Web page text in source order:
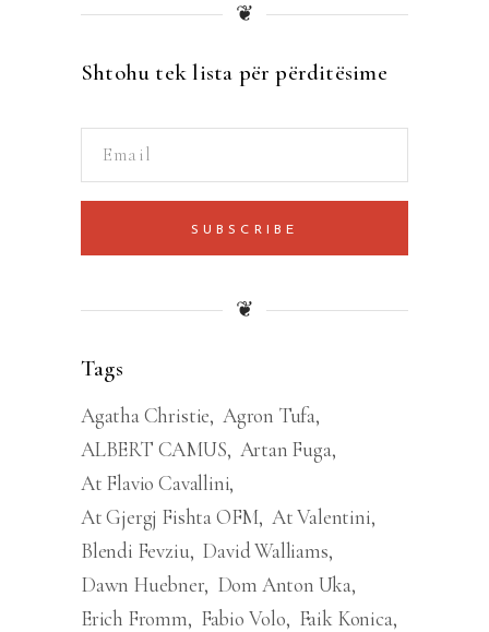
❦
Shtohu tek lista për përditësime
SUBSCRIBE
❦
Tags
Agatha Christie Agron Tufa
ALBERT CAMUS Artan Fuga
At Flavio Cavallini
At Gjergj Fishta OFM At Valentini
Blendi Fevziu David Walliams
Dawn Huebner Dom Anton Uka
Erich Fromm
Fabio Volo
Faik Konica